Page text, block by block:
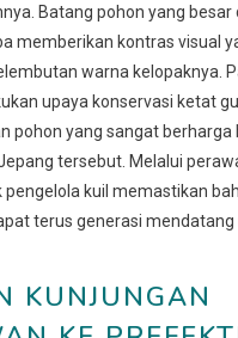
Batang pohon yang besar
memberikan kontras visual
warna kelopaknya.
upaya konservasi ketat
pohon yang sangat berharga
tersebut. Melalui
pengelola kuil memastikan
terus generasi
KUNJUNGAN